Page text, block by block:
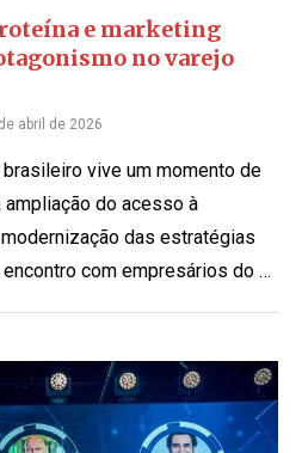
e marketing
no varejo
abril de 2026
vive um momento de
do acesso à
das estratégias
com empresários do …